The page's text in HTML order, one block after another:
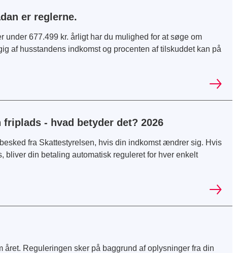
er reglerne.
under 677.499 kr. årligt har du mulighed for at søge om
af husstandens indkomst og procenten af tilskuddet kan på
- hvad betyder det? 2026
fra Skattestyrelsen, hvis din indkomst ændrer sig. Hvis
din betaling automatisk reguleret for hver enkelt
året. Reguleringen sker på baggrund af oplysninger fra din